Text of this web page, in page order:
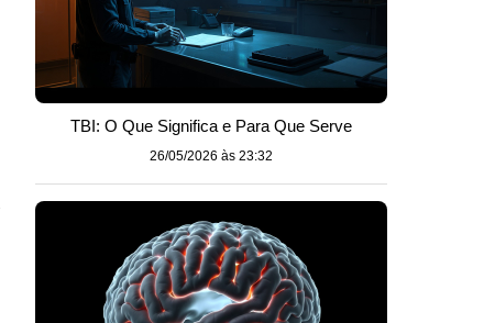
TBI: O Que Significa e Para Que Serve
26/05/2026 às 23:32